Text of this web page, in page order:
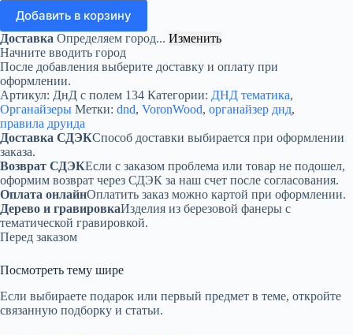
Органайзер
ДнД
«Правила
друида»
—
дерево
Добавить в корзину
Доставка Определяем город... Изменить
Начните вводить город
После добавления выберите доставку и оплату при
оформлении.
Артикул: ДнД с полем 134 Категории: ДНД тематика,
Органайзеры Метки: dnd, VoronWood, органайзер днд,
правила друида
Доставка СДЭКСпособ доставки выбирается при оформлении
заказа.
Возврат СДЭКЕсли с заказом проблема или товар не подошел,
оформим возврат через СДЭК за наш счет после согласования.
Оплата онлайнОплатить заказ можно картой при оформлении.
Дерево и гравировкаИзделия из березовой фанеры с
тематической гравировкой.
Перед заказом
Посмотреть тему шире
Если выбираете подарок или первый предмет в теме, откройте
связанную подборку и статьи.